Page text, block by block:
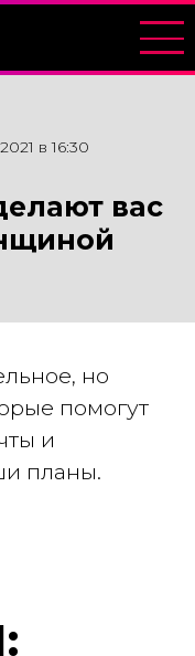
в 16:30
вас
но
помогут
и
планы.